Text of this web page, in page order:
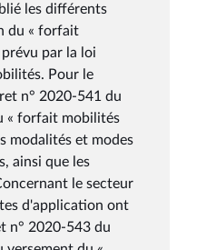
les différents
du « forfait
par la loi
Pour le
n° 2020-541 du
« forfait mobilités
modalités et modes
ainsi que les
le secteur
d'application ont
n° 2020-543 du